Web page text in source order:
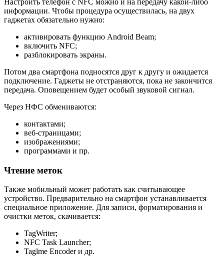
информации. Чтобы процедура осуществилась, на двух
гаджетах обязательно нужно:
активировать функцию Android Beam;
включить NFC;
разблокировать экраны.
Потом два смартфона подносятся друг к другу и ожидается
подключение. Гаджеты не отстраняются, пока не закончится
передача. Оповещением будет особый звуковой сигнал.
Через НФС обмениваются:
контактами;
веб-страницами;
изображениями;
программами и пр.
Чтение меток
Также мобильный может работать как считывающее
устройство. Предварительно на смартфон устанавливается
специальное приложение. Для записи, форматирования и
очистки меток, скачивается:
TagWriter;
NFC Task Launcher;
Taglme Encoder и др.